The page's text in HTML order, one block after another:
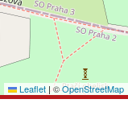
Leaflet |©OpenStreetMap